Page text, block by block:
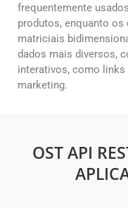
frequentemente
produtos, enquanto os
matriciais
dados mais diversos,
interativos, como links
marketing.
OST API